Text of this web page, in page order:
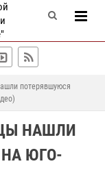
потерявшуюся
НАШЛИ
ЮГО-